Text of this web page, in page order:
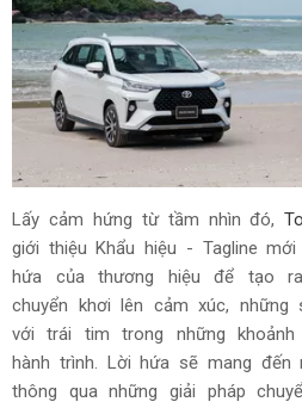
Lấy cảm hứng từ tầm nhìn đó,
giới thiệu Khẩu hiệu - Tagline
hứa của thương hiệu để tạo
chuyển khơi lên cảm xúc,
với trái tim trong những
hành trình. Lời hứa sẽ mang đến
thông qua những giải pháp